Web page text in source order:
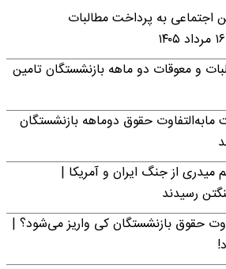
اجتماعی به پرداخت مطالبات
و معوقات دو ماهه بازنشستگان تامین
مابه‌التفاوت حقوق دوماهه بازنشستگان
از جنگ ایران و آمریکا |
رسیدند
حقوق بازنشستگان کی واریز می‌شود؟ |